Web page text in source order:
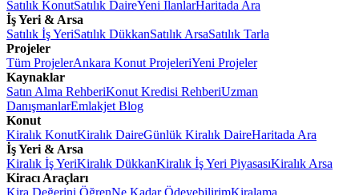
Satılık KonutSatılık DaireYeni İlanlarHaritada Ara
İş Yeri & Arsa
Satılık İş YeriSatılık DükkanSatılık ArsaSatılık Tarla
Projeler
Tüm ProjelerAnkara Konut ProjeleriYeni Projeler
Kaynaklar
Satın Alma RehberiKonut Kredisi RehberiUzman
DanışmanlarEmlakjet Blog
Konut
Kiralık KonutKiralık DaireGünlük Kiralık DaireHaritada Ara
İş Yeri & Arsa
Kiralık İş YeriKiralık DükkanKiralık İş Yeri PiyasasıKiralık Arsa
Kiracı Araçları
Kira Değerini ÖğrenNe Kadar ÖdeyebilirimKiralama